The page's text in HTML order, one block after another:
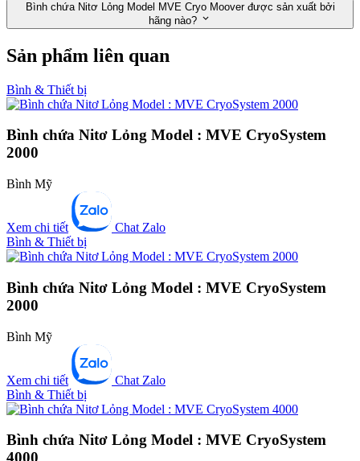
Bình chứa Nitơ Lỏng Model MVE Cryo Moover được sản xuất bởi
hãng nào?
Sản phẩm liên quan
Bình & Thiết bị
Bình chứa Nitơ Lỏng Model : MVE CryoSystem
2000
Bình Mỹ
Xem chi tiết
Chat Zalo
Bình & Thiết bị
Bình chứa Nitơ Lỏng Model : MVE CryoSystem
2000
Bình Mỹ
Xem chi tiết
Chat Zalo
Bình & Thiết bị
Bình chứa Nitơ Lỏng Model : MVE CryoSystem
4000